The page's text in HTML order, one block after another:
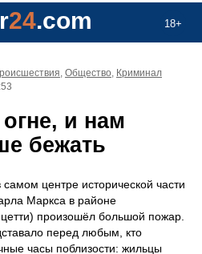
18+
24.com
, Общество, Криминал
и нам
бежать
центре исторической части
Маркса в районе
произошёл большой пожар.
перед любым, кто
часы поблизости: жильцы